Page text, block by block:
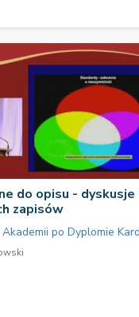
do opisu -
zapisów
po Dyplomie